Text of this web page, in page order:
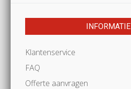
INFORMATIE
Klantenservice
FAQ
Offerte aanvragen